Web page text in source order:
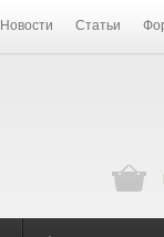
Новости Статьи